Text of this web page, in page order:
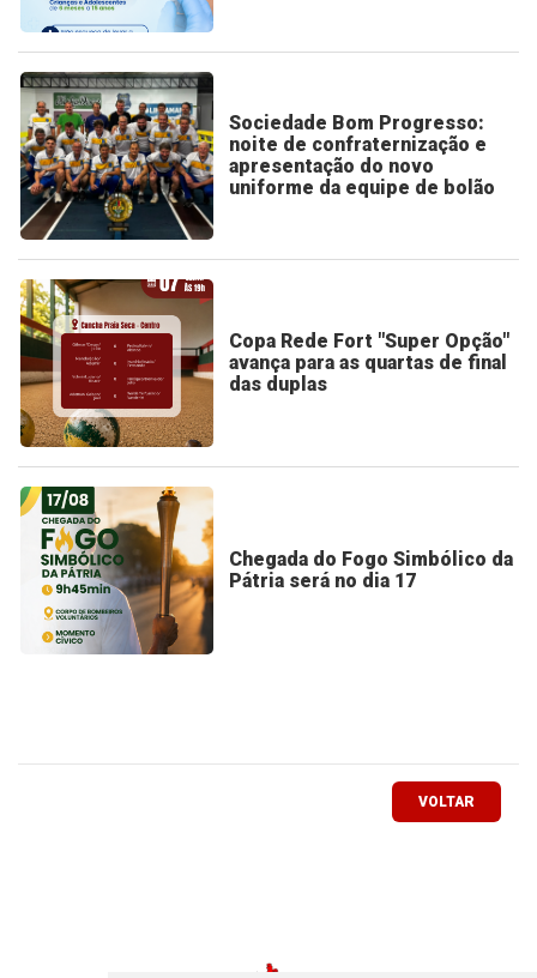
Sociedade Bom Progresso:
noite de confraternização e
apresentação do novo
uniforme da equipe de bolão
Copa Rede Fort "Super Opção"
avança para as quartas de final
das duplas
Chegada do Fogo Simbólico da
Pátria será no dia 17
VOLTAR